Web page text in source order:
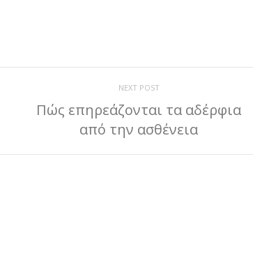
NEXT POST
Πώς επηρεάζονται τα αδέρφια
από την ασθένεια